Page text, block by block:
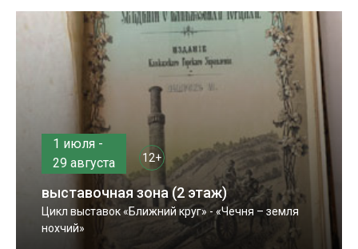
1 июля -
29 августа
12+
выставочная зона (2 этаж)
Цикл выставок «Ближний круг» - «Чечня – земля
нохчий»